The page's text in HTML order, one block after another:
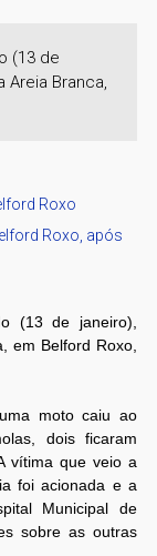
(13 de
Branca,
Roxo
Roxo, após
(13 de janeiro),
em Belford Roxo,
moto caiu ao
dois ficaram
vítima que veio a
foi acionada e a
Municipal de
sobre as outras